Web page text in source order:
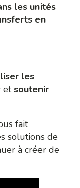
les unités
en
les
etsoutenir
fait
solutions de
à créer de